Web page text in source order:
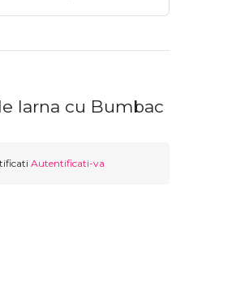
Iarna cu Bumbac
Autentificati-va